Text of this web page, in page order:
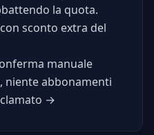
la quota.
sconto extra del
manuale
niente abbonamenti
→